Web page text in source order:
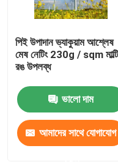
পিই উপাদান ভ্যাকুয়াম আশ্লেষ
মেষ নেটিং 230g / sqm
রঙ উপলব্ধ
ভালো দাম
আমাদের সাথে যোগাযোগ